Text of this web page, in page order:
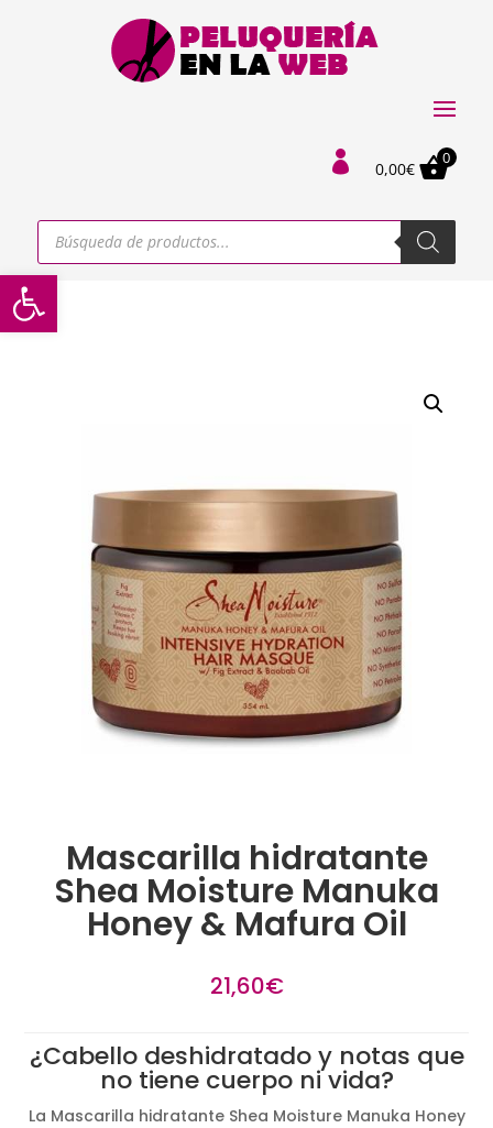
Abrir barra de herramientas
 0,00€
0
Búsqueda
productos
Mascarilla hidratante
Shea Moisture Manuka
Honey & Mafura Oil
21,60€
¿Cabello deshidratado y notas que
no tiene cuerpo ni vida?
La Mascarilla hidratante Shea Moisture Manuka Honey